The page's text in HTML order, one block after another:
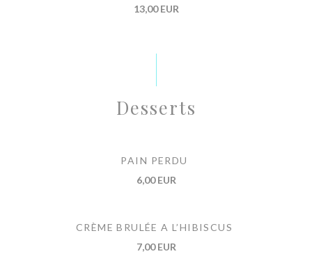
13,00 EUR
Desserts
PAIN PERDU
6,00 EUR
CRÈME BRULÉE A L’HIBISCUS
7,00 EUR